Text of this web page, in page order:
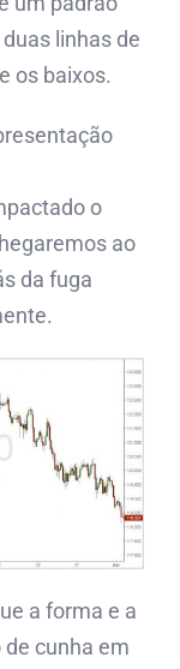
linhas de
os baixos.
o
ao
da fuga
a forma e a
cunha em